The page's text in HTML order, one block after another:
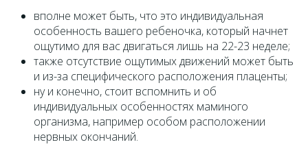
вполне может быть, что это индивидуальная
особенность вашего ребеночка, который начнет
ощутимо для вас двигаться лишь на 22-23 неделе;
также отсутствие ощутимых движений может быть
и из-за специфического расположения плаценты;
ну и конечно, стоит вспомнить и об
индивидуальных особенностях маминого
организма, например особом расположении
нервных окончаний.